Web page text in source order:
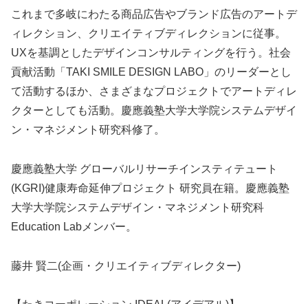
これまで多岐にわたる商品広告やブランド広告のアートデ
ィレクション、クリエイティブディレクションに従事。
UXを基調としたデザインコンサルティングを行う。社会
貢献活動「TAKI SMILE DESIGN LABO」のリーダーとし
て活動するほか、さまざまなプロジェクトでアートディレ
クターとしても活動。慶應義塾大学大学院システムデザイ
ン・マネジメント研究科修了。
慶應義塾大学 グローバルリサーチインスティテュート
(KGRI)健康寿命延伸プロジェクト 研究員在籍。慶應義塾
大学大学院システムデザイン・マネジメント研究科
Education Labメンバー。
藤井 賢二(企画・クリエイティブディレクター)